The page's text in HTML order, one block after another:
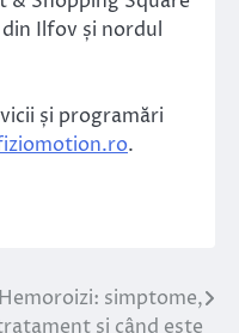
Ilfov și nordul
și programări
.
Hemoroizi: simptome,
și când este